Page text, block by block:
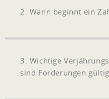
2. Wann beginnt ein
3. Wichtige
sind Forderungen